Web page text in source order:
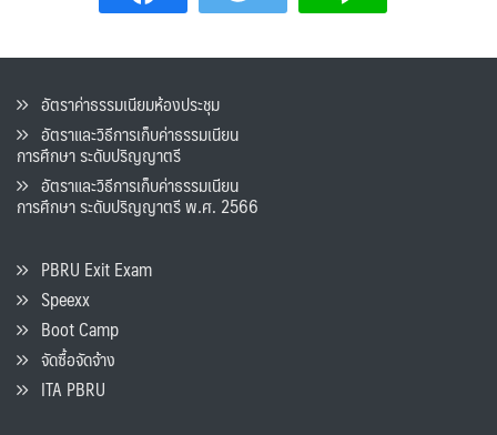
อัตราค่าธรรมเนียมห้องประชุม
อัตราและวิธีการเก็บค่าธรรมเนียน
การศึกษา ระดับปริญญาตรี
อัตราและวิธีการเก็บค่าธรรมเนียน
การศึกษา ระดับปริญญาตรี พ.ศ. 2566
PBRU Exit Exam
Speexx
Boot Camp
จัดซื้อจัดจ้าง
ITA PBRU